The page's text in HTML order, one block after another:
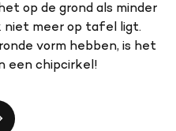
op de grond als minder
meer op tafel ligt.
vorm hebben, is het
een chipcirkel!